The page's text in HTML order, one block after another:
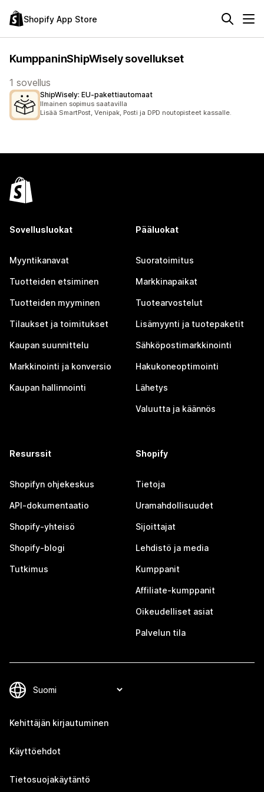
Shopify App Store
KumppaninShipWisely sovellukset
1 sovellus
ShipWisely: EU‑pakettiautomaat
Ilmainen sopimus saatavilla
Lisää SmartPost, Venipak, Posti ja DPD noutopisteet kassalle.
Sovellusluokat
Myyntikanavat
Tuotteiden etsiminen
Tuotteiden myyminen
Tilaukset ja toimitukset
Kaupan suunnittelu
Markkinointi ja konversio
Kaupan hallinnointi
Pääluokat
Suoratoimitus
Markkinapaikat
Tuotearvostelut
Lisämyynti ja tuotepaketit
Sähköpostimarkkinointi
Hakukoneoptimointi
Lähetys
Valuutta ja käännös
Resurssit
Shopifyn ohjekeskus
API-dokumentaatio
Shopify-yhteisö
Shopify-blogi
Tutkimus
Shopify
Tietoja
Uramahdollisuudet
Sijoittajat
Lehdistö ja media
Kumppanit
Affiliate-kumppanit
Oikeudelliset asiat
Palvelun tila
Kehittäjän kirjautuminen
Käyttöehdot
Tietosuojakäytäntö